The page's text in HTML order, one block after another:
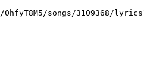
songs/3109368/